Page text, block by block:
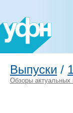
Выпуски /
Обзоры актуальных